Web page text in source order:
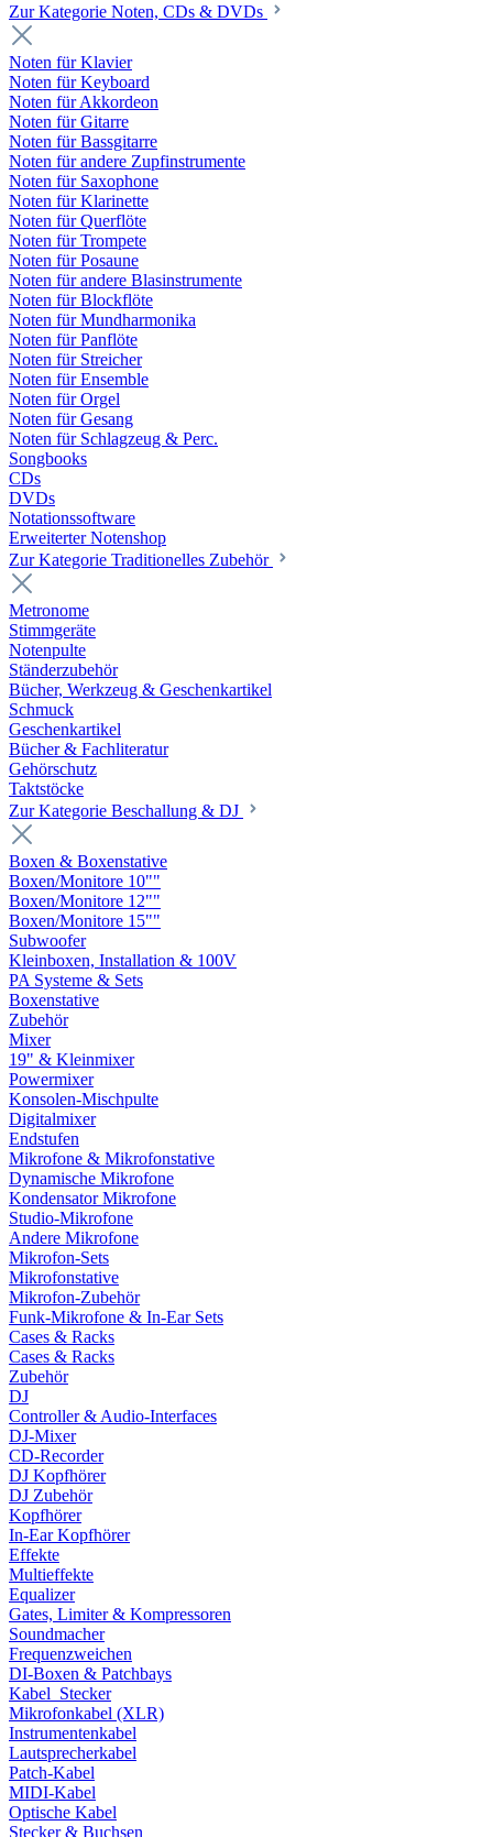
Zur Kategorie Noten, CDs & DVDs
Noten für Klavier
Noten für Keyboard
Noten für Akkordeon
Noten für Gitarre
Noten für Bassgitarre
Noten für andere Zupfinstrumente
Noten für Saxophone
Noten für Klarinette
Noten für Querflöte
Noten für Trompete
Noten für Posaune
Noten für andere Blasinstrumente
Noten für Blockflöte
Noten für Mundharmonika
Noten für Panflöte
Noten für Streicher
Noten für Ensemble
Noten für Orgel
Noten für Gesang
Noten für Schlagzeug & Perc.
Songbooks
CDs
DVDs
Notationssoftware
Erweiterter Notenshop
Zur Kategorie Traditionelles Zubehör
Metronome
Stimmgeräte
Notenpulte
Ständerzubehör
Bücher, Werkzeug & Geschenkartikel
Schmuck
Geschenkartikel
Bücher & Fachliteratur
Gehörschutz
Taktstöcke
Zur Kategorie Beschallung & DJ
Boxen & Boxenstative
Boxen/Monitore 10""
Boxen/Monitore 12""
Boxen/Monitore 15""
Subwoofer
Kleinboxen, Installation & 100V
PA Systeme & Sets
Boxenstative
Zubehör
Mixer
19" & Kleinmixer
Powermixer
Konsolen-Mischpulte
Digitalmixer
Endstufen
Mikrofone & Mikrofonstative
Dynamische Mikrofone
Kondensator Mikrofone
Studio-Mikrofone
Andere Mikrofone
Mikrofon-Sets
Mikrofonstative
Mikrofon-Zubehör
Funk-Mikrofone & In-Ear Sets
Cases & Racks
Cases & Racks
Zubehör
DJ
Controller & Audio-Interfaces
DJ-Mixer
CD-Recorder
DJ Kopfhörer
DJ Zubehör
Kopfhörer
In-Ear Kopfhörer
Effekte
Multieffekte
Equalizer
Gates, Limiter & Kompressoren
Soundmacher
Frequenzweichen
DI-Boxen & Patchbays
Kabel_Stecker
Mikrofonkabel (XLR)
Instrumentenkabel
Lautsprecherkabel
Patch-Kabel
MIDI-Kabel
Optische Kabel
Stecker & Buchsen